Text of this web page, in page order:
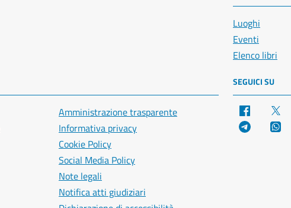
Luoghi
Eventi
Elenco libri
Amministrazione trasparente
Informativa privacy
Cookie Policy
Social Media Policy
Note legali
Notifica atti giudiziari
SEGUICI SU
Facebook
Telegram